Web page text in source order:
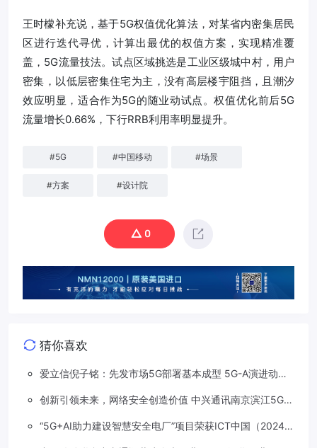
王时檬补充说，基于5G权值优化算法，对某省内密集居民
区进行迭代寻优，计算出最优的权值方案，实现精准覆
盖，5G流量技法。试点区域挑选是工业区级城中村，用户
密集，以低层密集住宅为主，没有高层楼宇阻挡，且潮汐
效应明显，适合作为5G的随业动试点。权值优化前后5G
流量增长0.66%，下行RRB利用率明显提升。
#5G #中国移动 #场景
#方案 #设计院
0
猜你喜欢
爱立信倪子铭：先发市场5G部署基本成型 5G-A演进动能
创新引领未来，网络安全创造价值 中兴通讯南京滨江5G工
“5G+AI助力建设智慧安全电厂”项目荣获ICT中国（2024）